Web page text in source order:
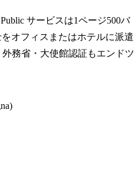
サービスは1ページ500バ
オフィスまたはホテルに派遣
務省・大使館認証もエンドツ